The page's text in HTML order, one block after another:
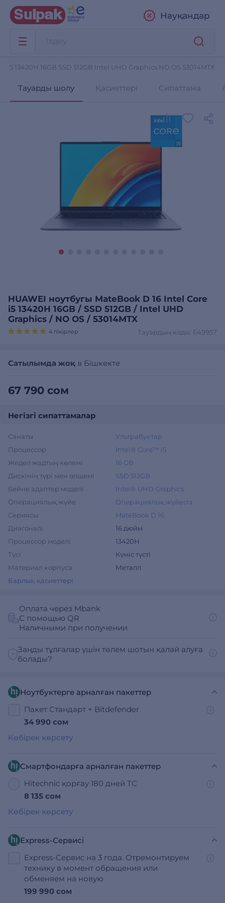
Науқандар
13420H 16GB SSD 512GB Intel UHD Graphics NO OS 53014MTX
Тауарды шолу Қасиеттері Сипаттама
HUAWEI ноутбугы MateBook D 16 Intel Core
i5 13420H 16GB / SSD 512GB / Intel UHD
Graphics / NO OS / 53014MTX
Тауардың коды: 649957
4 пікірлер
Сатылымда жоқ в Бішкекте
67 790 сом
Негізгі сипаттамалар
Санаты
Ультрабуктар
Процессор
Intel® Core™ i5
Жедел жадтың көлемі
16 GB
Дискінің түрі мен өлшемі
SSD 512GB
Бейне адаптер моделі
Intel® UHD Graphics
Операциялық жүйе
Операциялық жүйесіз
Сериясы
MateBook D 16
Диагоналі
16 дюйм
Процессор моделі
13420H
Түсі
Күміс түсті
Материал корпуса
Металл
Барлық қасиеттері
Оплата через Mbank
С помощью QR
Наличными при получении
Заңды тұлғалар үшін төлем шотын қалай алуға
болады?
Ноутбуктерге арналған пакеттер
Пакет Стандарт + Bitdefender
34 990 сом
Көбірек көрсету
Смартфондарға арналған пакеттер
Hitechnic қорғау 180 дней ТС
8 135 сом
Көбірек көрсету
Express-Сервисі
Express-Сервис на 3 года. Отремонтируем
технику в момент обращения или
обменяем на новую
199 990 сом